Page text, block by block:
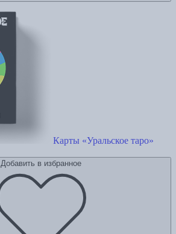
Карты «Уральское таро»
Добавить в избранное